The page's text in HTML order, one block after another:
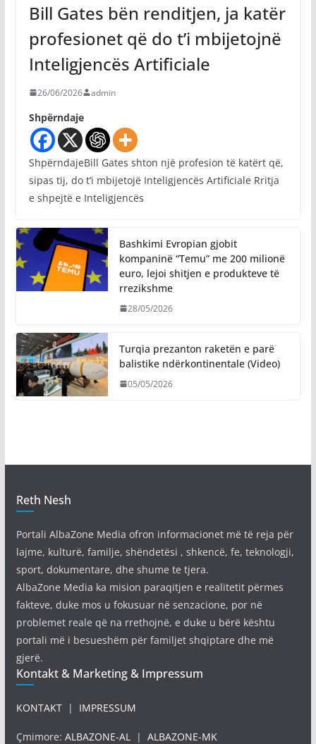
Bill Gates bën renditjen, ja katër
profesionet që do t’i mbijetojnë
Inteligjencës Artificiale
26/06/2026 admin
Shpërndaje
ShpërndajeBill Gates shton një profesion të katërt që,
sipas tij, do t’i mbijetojë Inteligjencës Artificiale Rritja
e shpejtë e Inteligjencës
Bashkimi Evropian gjobit
kompaninë “Temu” me 200 milionë
euro, lejoi shitjen e produkteve të
rrezikshme
28/05/2026
Turqia prezanton raketën e parë
balistike ndërkontinentale (Video)
05/05/2026
Reth Nesh
Portali AlbaZone Media ofron informacionet më të reja për
lajme, kulturë, familje, shëndetësi , shkencë, fe, teknologji,
sport, dokumentare, dhe shume te tjera.
AlbaZone Media ka mision paraqitjen e realitetit përmes
fakteve, duke mos u fokusuar në senzacione, por në
problemet reale që na rrethojnë, e duke u bërë kështu
portali më i besueshëm për familjet shqiptare dhe më
gjerë.
Kontakt & Marketing & Impressum
KONTAKT| IMPRESSUM
Çmimore: ALBAZONE-AL | ALBAZONE-MK